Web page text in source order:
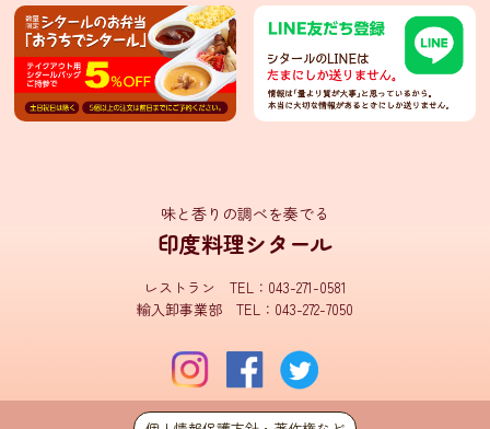
輸
入
卸
売
事
味と香りの調べを奏でる
印度料理シタール
レストラン TEL：043-271-0581
輸入卸事業部 TEL：043-272-7050